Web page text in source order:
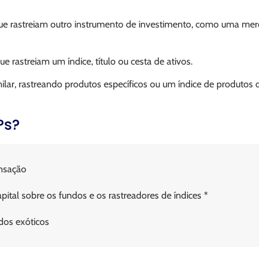
rastreiam outro instrumento de investimento, como uma
rastreiam um índice, título ou cesta de ativos.
rastreando produtos específicos ou um índice de produtos
sobre os fundos e os rastreadores de índices *
exóticos